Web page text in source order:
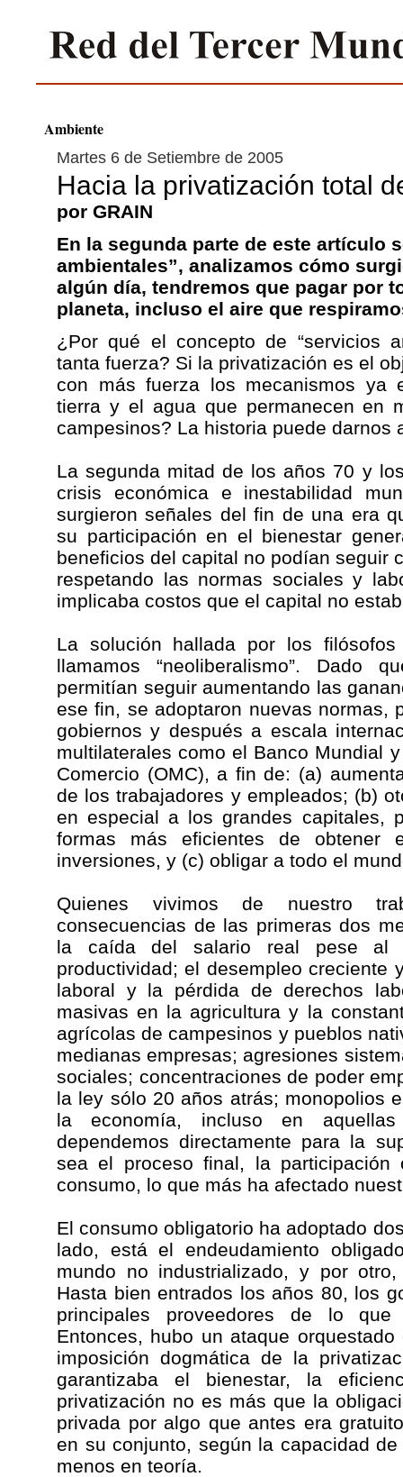
Ambiente
Martes 6 de Setiembre de 2005
Hacia la privatización total
por GRAIN
En la segunda parte de este artículo
ambientales”, analizamos cómo
algún día, tendremos que pagar por
planeta, incluso el aire que
¿Por qué el concepto de “servicios
tanta fuerza? Si la privatización es el
con más fuerza los mecanismos ya
tierra y el agua que permanecen en
campesinos? La historia puede darnos
La segunda mitad de los años 70 y
crisis económica e inestabilidad
surgieron señales del fin de una era
su participación en el bienestar
beneficios del capital no podían seguir
respetando las normas sociales y
implicaba costos que el capital no
La solución hallada por los
llamamos “neoliberalismo”. Dado
permitían seguir aumentando las
ese fin, se adoptaron nuevas normas,
gobiernos y después a escala
multilaterales como el Banco Mundial
Comercio (OMC), a fin de: (a)
de los trabajadores y empleados; (b)
en especial a los grandes capitales,
formas más eficientes de obtener
inversiones, y (c) obligar a todo el
Quienes vivimos de nuestro
consecuencias de las primeras dos
la caída del salario real pese al
productividad; el desempleo creciente
laboral y la pérdida de derechos
masivas en la agricultura y la
agrícolas de campesinos y pueblos
medianas empresas; agresiones
sociales; concentraciones de poder
la ley sólo 20 años atrás; monopolios
la economía, incluso en
dependemos directamente para la
sea el proceso final, la
consumo, lo que más ha afectado
El consumo obligatorio ha adoptado
lado, está el endeudamiento
mundo no industrializado, y por otro,
Hasta bien entrados los años 80, los
principales proveedores de lo que
Entonces, hubo un ataque
imposición dogmática de la
garantizaba el bienestar, la
privatización no es más que la
privada por algo que antes era
en su conjunto, según la capacidad
menos en teoría.